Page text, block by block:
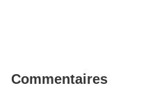
Commentaires